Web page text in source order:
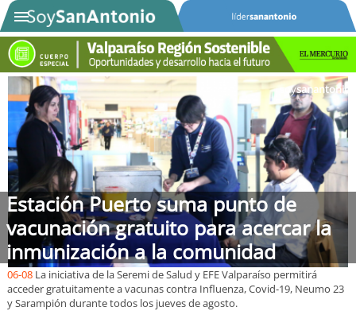
SOYTV
Podcast
Actualidad
Entretención
Economía
Deportes
Estación Puerto suma punto de
vacunación gratuito para acercar la
inmunización a la comunidad
soysanantonio
06-08 La iniciativa de la Seremi de Salud y EFE Valparaíso permitirá
acceder gratuitamente a vacunas contra Influenza, Covid-19, Neumo 23
y Sarampión durante todos los jueves de agosto.